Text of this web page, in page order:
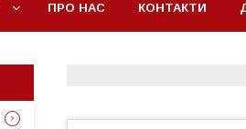
ПРО НАС КОНТАКТИ